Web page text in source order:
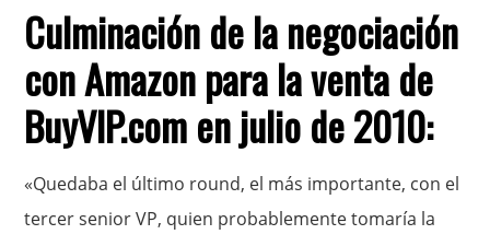
Culminación de la negociación
con Amazon para la venta de
BuyVIP.com en julio de 2010:
«Quedaba el último round, el más importante, con el
tercer senior VP, quien probablemente tomaría la